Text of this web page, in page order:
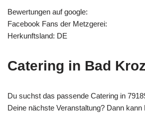
Bewertungen auf google:
Facebook Fans der Metzgerei:
Herkunftsland: DE
Catering in Bad
Du suchst das passende Catering in
Deine nächste Veranstaltung? Dann